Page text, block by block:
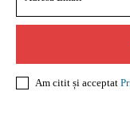
Am citit și acceptat